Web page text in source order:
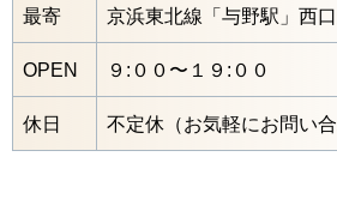
最寄 京浜東北線「与野駅」西
OPEN ９:００〜１９:００
休日 不定休（お気軽にお問い合